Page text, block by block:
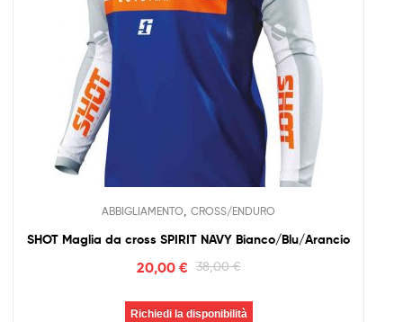
ABBIGLIAMENTO CROSS/ENDURO
SHOT Maglia da cross SPIRIT NAVY Bianco/Blu/Arancio
38,00€
20,00 €
Richiedi la disponibilità